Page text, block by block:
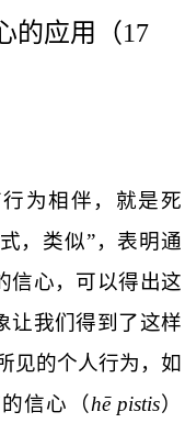
的应用（17
为相伴，就是死
，类似”，表明通
信心，可以得出这
让我们得到了这样
见的个人行为，如
信心 （hē pistis）